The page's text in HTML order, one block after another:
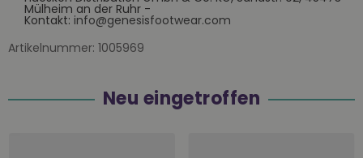
Mülheim an der Ruhr -
Kontakt: info@genesisfootwear.com
Artikelnummer: 1005969
Neu eingetroffen